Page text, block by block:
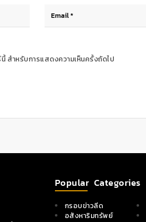
สำหรับการแสดงความเห็นครั้งถัดไป
Popular Categories
กรอบข่าวลีด
อสังหาริมทรัพย์